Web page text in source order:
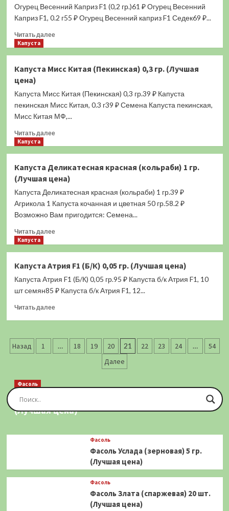
Пальчики
F1
гр.)
цена)
Огурец Весенний Каприз F1 (0,2 гр.)61 ₽ Огурец Весенний
Каприз F1, 0.2 г55 ₽ Огурец Весенний каприз F1 Седек69 ₽...
Читать далееПрочитать
Весенний
F1
(0,2
(Лучшая
цена)
Капуста
Капуста Мисс Китая (Пекинская) 0,3 гр. (Лучшая
цена)
Капуста Мисс Китая (Пекинская) 0,3 гр.39 ₽ Капуста
пекинская Мисс Китая, 0.3 г39 ₽ Семена Капуста пекинская,
Мисс Китая МФ,...
Читать далееПрочитать
Мисс
Китая
(Пекинская)
0,3
(Лучшая
цена)
Капуста
Капуста Деликатесная красная (кольраби) 1 гр.
(Лучшая цена)
Капуста Деликатесная красная (кольраби) 1 гр.39 ₽
Агрикола 1 Капуста кочанная и цветная 50 гр.58.2 ₽
Возможно Вам пригодится: Семена...
Читать далееПрочитать
Деликатесная
красная
(кольраби)
гр.
Капуста
Капуста Атрия F1 (Б/К) 0,05 гр. (Лучшая цена)
Капуста Атрия F1 (Б/К) 0,05 гр.95 ₽ Капуста б/к Атрия F1, 10
шт семян85 ₽ Капуста б/к Атрия F1, 12...
Читать далееПрочитать
F1
цена)
Пагинация
Назад 1 … 18 19 20 21 22 23 24 …
54
Далее
Фасоль
Фасоль Золотая Сакса (спаржевая) 20 шт.
(Лучшая цена)
Фасоль
Фасоль Услада (зерновая) 5 гр.
(Лучшая цена)
Фасоль
Фасоль Злата (спаржевая) 20 шт.
(Лучшая цена)